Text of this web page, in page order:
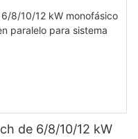
de 6/8/10/12 kW